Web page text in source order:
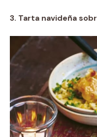
3. Tarta navideña